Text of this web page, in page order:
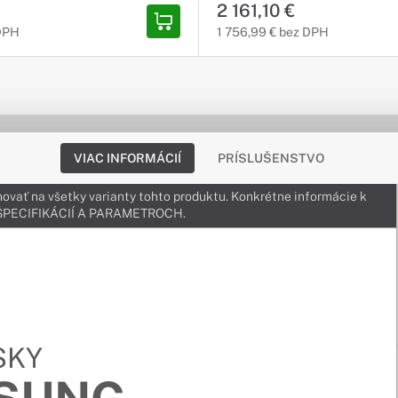
2 161,10 €
1 756,99 € bez DPH
VIAC INFORMÁCIÍ PRÍSLUŠENSTVO
na všetky varianty tohto produktu. Konkrétne informácie k
A PARAMETROCH.